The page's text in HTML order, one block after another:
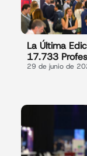
La Última
17.733
29 de junio de